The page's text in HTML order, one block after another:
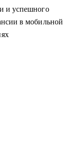
и успешного
в мобильной